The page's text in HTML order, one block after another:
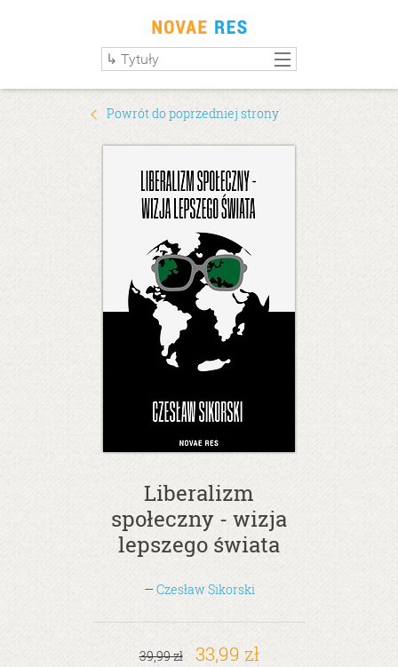
Powrót do poprzedniej strony
Liberalizm
społeczny - wizja
lepszego świata
—Czesław Sikorski
39,99 zł 33,99 zł